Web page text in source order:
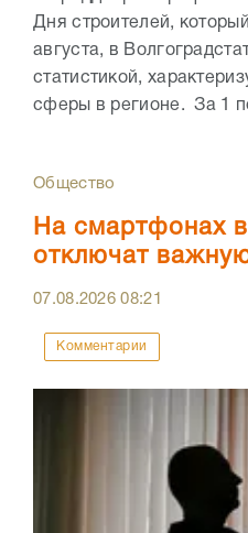
Дня строителей,
августа, в
статистикой,
сферы в регионе. За 1
Общество
На смартфонах
отключат
07.08.202608:21
Комментарии